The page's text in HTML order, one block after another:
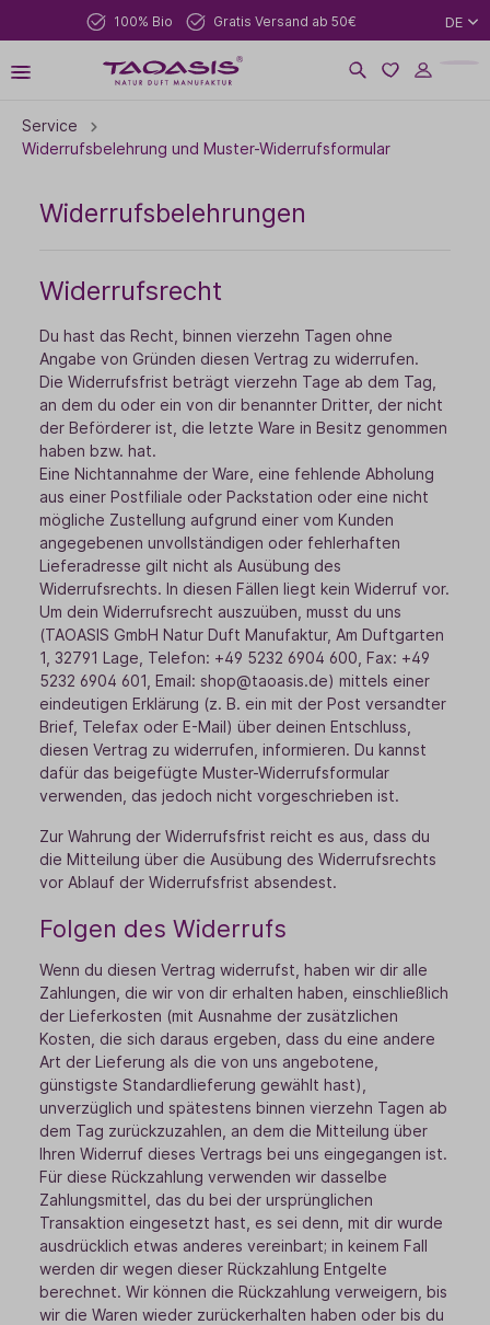
100% Bio Gratis Versand ab 50€ DE
Service
Widerrufsbelehrung und Muster-Widerrufsformular
Widerrufsbelehrungen
Widerrufsrecht
Du hast das Recht, binnen vierzehn Tagen ohne
Angabe von Gründen diesen Vertrag zu widerrufen.
Die Widerrufsfrist beträgt vierzehn Tage ab dem Tag,
an dem du oder ein von dir benannter Dritter, der nicht
der Beförderer ist, die letzte Ware in Besitz genommen
haben bzw. hat.
Eine Nichtannahme der Ware, eine fehlende Abholung
aus einer Postfiliale oder Packstation oder eine nicht
mögliche Zustellung aufgrund einer vom Kunden
angegebenen unvollständigen oder fehlerhaften
Lieferadresse gilt nicht als Ausübung des
Widerrufsrechts. In diesen Fällen liegt kein Widerruf vor.
Um dein Widerrufsrecht auszuüben, musst du uns
(TAOASIS GmbH Natur Duft Manufaktur, Am Duftgarten
1, 32791 Lage, Telefon: +49 5232 6904 600, Fax: +49
5232 6904 601, Email: shop@taoasis.de) mittels einer
eindeutigen Erklärung (z. B. ein mit der Post versandter
Brief, Telefax oder E-Mail) über deinen Entschluss,
diesen Vertrag zu widerrufen, informieren. Du kannst
dafür das beigefügte Muster-Widerrufsformular
verwenden, das jedoch nicht vorgeschrieben ist.
Zur Wahrung der Widerrufsfrist reicht es aus, dass du
die Mitteilung über die Ausübung des Widerrufsrechts
vor Ablauf der Widerrufsfrist absendest.
Folgen des Widerrufs
Wenn du diesen Vertrag widerrufst, haben wir dir alle
Zahlungen, die wir von dir erhalten haben, einschließlich
der Lieferkosten (mit Ausnahme der zusätzlichen
Kosten, die sich daraus ergeben, dass du eine andere
Art der Lieferung als die von uns angebotene,
günstigste Standardlieferung gewählt hast),
unverzüglich und spätestens binnen vierzehn Tagen ab
dem Tag zurückzuzahlen, an dem die Mitteilung über
Ihren Widerruf dieses Vertrags bei uns eingegangen ist.
Für diese Rückzahlung verwenden wir dasselbe
Zahlungsmittel, das du bei der ursprünglichen
Transaktion eingesetzt hast, es sei denn, mit dir wurde
ausdrücklich etwas anderes vereinbart; in keinem Fall
werden dir wegen dieser Rückzahlung Entgelte
berechnet. Wir können die Rückzahlung verweigern, bis
wir die Waren wieder zurückerhalten haben oder bis du